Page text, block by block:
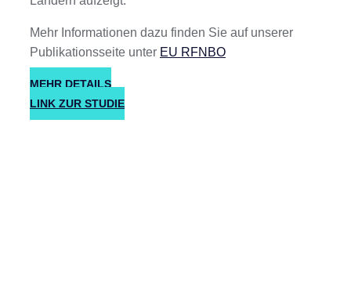
Mehr Informationen dazu finden Sie auf unserer
Publikationsseite unter EU RFNBO
MEHR DETAILS
LINK ZUR STUDIE